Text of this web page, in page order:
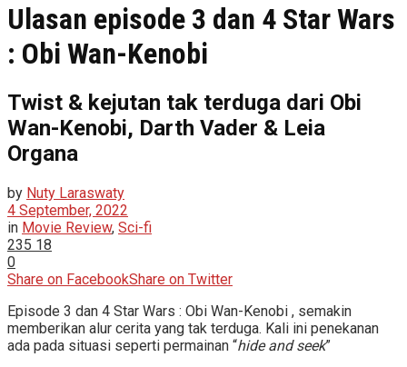
Ulasan episode 3 dan 4 Star Wars
: Obi Wan-Kenobi
Twist & kejutan tak terduga dari Obi
Wan-Kenobi, Darth Vader & Leia
Organa
by Nuty Laraswaty
4 September, 2022
in Movie Review, Sci-fi
235 18
0
Share on FacebookShare on Twitter
Episode 3 dan 4 Star Wars : Obi Wan-Kenobi , semakin
memberikan alur cerita yang tak terduga. Kali ini penekanan
ada pada situasi seperti permainan “hide and seek”